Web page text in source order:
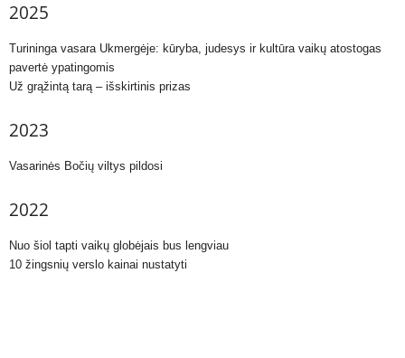
2025
Turininga vasara Ukmergėje: kūryba, judesys ir kultūra vaikų atostogas
pavertė ypatingomis
Už grąžintą tarą – išskirtinis prizas
2023
Vasarinės Bočių viltys pildosi
2022
Nuo šiol tapti vaikų globėjais bus lengviau
10 žingsnių verslo kainai nustatyti